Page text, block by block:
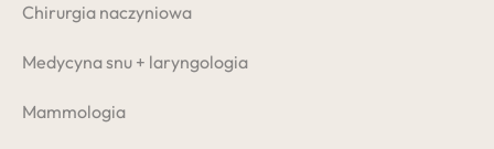
Chirurgia naczyniowa
Medycyna snu + laryngologia
Mammologia